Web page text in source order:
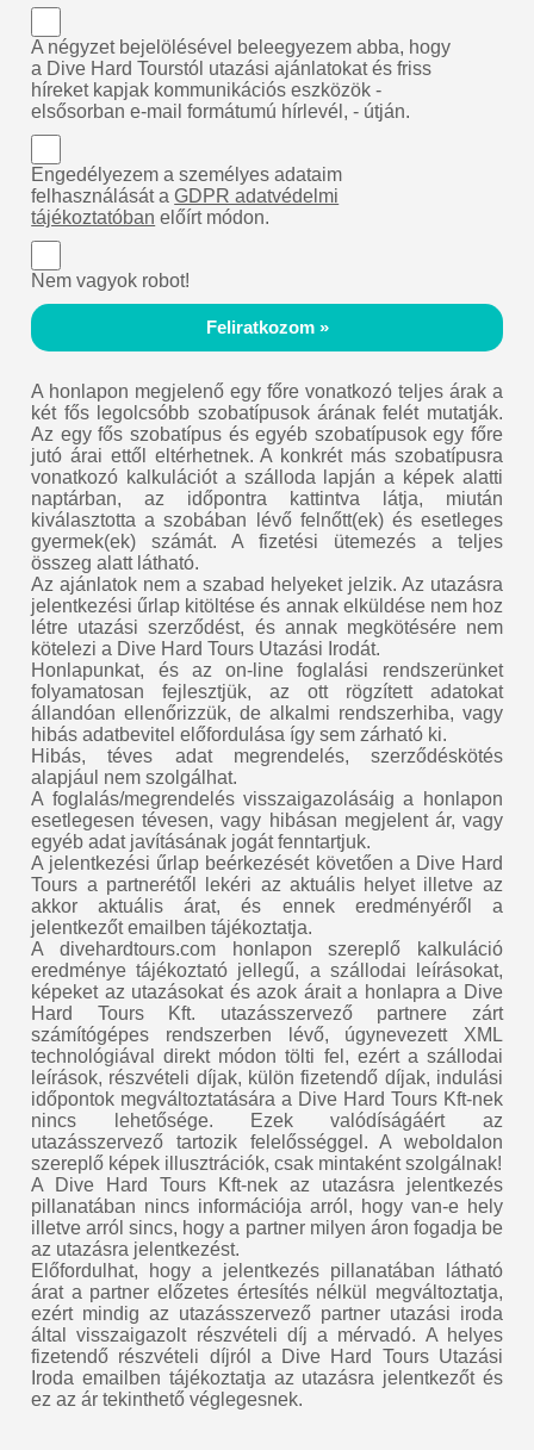
A négyzet bejelölésével beleegyezem abba, hogy
a Dive Hard Tourstól utazási ajánlatokat és friss
híreket kapjak kommunikációs eszközök -
elsősorban e-mail formátumú hírlevél, - útján.
Engedélyezem a személyes adataim
felhasználását aGDPR adatvédelmi
tájékoztatóban előírt módon.
Nem vagyok robot!
Feliratkozom »
A honlapon megjelenő egy főre vonatkozó teljes árak a
két fős legolcsóbb szobatípusok árának felét mutatják.
Az egy fős szobatípus és egyéb szobatípusok egy főre
jutó árai ettől eltérhetnek. A konkrét más szobatípusra
vonatkozó kalkulációt a szálloda lapján a képek alatti
naptárban, az időpontra kattintva látja, miután
kiválasztotta a szobában lévő felnőtt(ek) és esetleges
gyermek(ek) számát. A fizetési ütemezés a teljes
összeg alatt látható.
Az ajánlatok nem a szabad helyeket jelzik. Az utazásra
jelentkezési űrlap kitöltése és annak elküldése nem hoz
létre utazási szerződést, és annak megkötésére nem
kötelezi a Dive Hard Tours Utazási Irodát.
Honlapunkat, és az on-line foglalási rendszerünket
folyamatosan fejlesztjük, az ott rögzített adatokat
állandóan ellenőrizzük, de alkalmi rendszerhiba, vagy
hibás adatbevitel előfordulása így sem zárható ki.
Hibás, téves adat megrendelés, szerződéskötés
alapjául nem szolgálhat.
A foglalás/megrendelés visszaigazolásáig a honlapon
esetlegesen tévesen, vagy hibásan megjelent ár, vagy
egyéb adat javításának jogát fenntartjuk.
A jelentkezési űrlap beérkezését követően a Dive Hard
Tours a partnerétől lekéri az aktuális helyet illetve az
akkor aktuális árat, és ennek eredményéről a
jelentkezőt emailben tájékoztatja.
A divehardtours.com honlapon szereplő kalkuláció
eredménye tájékoztató jellegű, a szállodai leírásokat,
képeket az utazásokat és azok árait a honlapra a Dive
Hard Tours Kft. utazásszervező partnere zárt
számítógépes rendszerben lévő, úgynevezett XML
technológiával direkt módon tölti fel, ezért a szállodai
leírások, részvételi díjak, külön fizetendő díjak, indulási
időpontok megváltoztatására a Dive Hard Tours Kft-nek
nincs lehetősége. Ezek valódíságáért az
utazásszervező tartozik felelősséggel. A weboldalon
szereplő képek illusztrációk, csak mintaként szolgálnak!
A Dive Hard Tours Kft-nek az utazásra jelentkezés
pillanatában nincs információja arról, hogy van-e hely
illetve arról sincs, hogy a partner milyen áron fogadja be
az utazásra jelentkezést.
Előfordulhat, hogy a jelentkezés pillanatában látható
árat a partner előzetes értesítés nélkül megváltoztatja,
ezért mindig az utazásszervező partner utazási iroda
által visszaigazolt részvételi díj a mérvadó. A helyes
fizetendő részvételi díjról a Dive Hard Tours Utazási
Iroda emailben tájékoztatja az utazásra jelentkezőt és
ez az ár tekinthető véglegesnek.